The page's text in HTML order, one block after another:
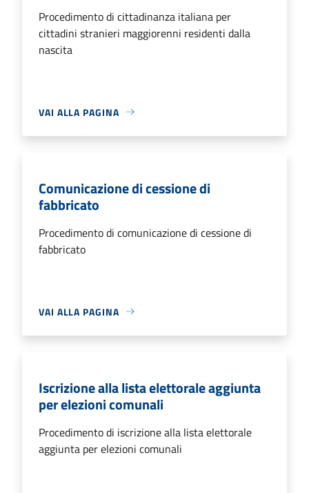
Procedimento di cittadinanza italiana per
cittadini stranieri maggiorenni residenti dalla
nascita
VAI ALLA PAGINA
Comunicazione di cessione di
fabbricato
Procedimento di comunicazione di cessione di
fabbricato
VAI ALLA PAGINA
Iscrizione alla lista elettorale aggiunta
per elezioni comunali
Procedimento di iscrizione alla lista elettorale
aggiunta per elezioni comunali